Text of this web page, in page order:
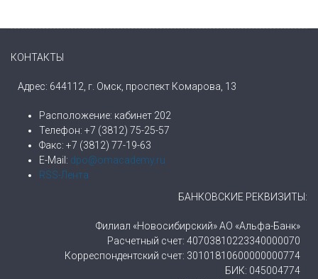
КОНТАКТЫ
Адрес: 644112, г. Омск, проспект Комарова, 13
Расположение: кабинет 202
Телефон: +7 (3812) 75-25-57
Факс: +7 (3812) 77-19-63
E-Mail: dpo@omacademy.ru
RSS-Лента
БАНКОВСКИЕ РЕКВИЗИТЫ:
Филиал «Новосибирский» АО «Альфа-Банк»
Расчетный счет: 40703810223340000070
Корреспондентский счет: 30101810600000000774
БИК: 045004774